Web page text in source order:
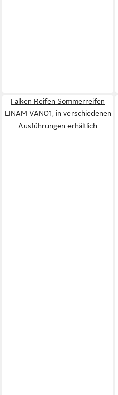
Falken Reifen Sommerreifen
LINAM VAN01, in verschiedenen
Ausführungen erhältlich